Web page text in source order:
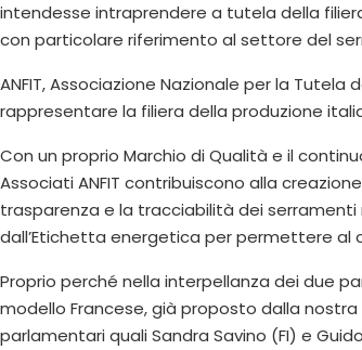
intendesse intraprendere a tutela della
con particolare riferimento al settore del
ANFIT, Associazione Nazionale per la Tutela
rappresentare la filiera della produzione
Con un proprio Marchio di Qualità e il
Associati ANFIT contribuiscono alla
trasparenza e la tracciabilità dei
dall’Etichetta energetica per permettere
Proprio perché nella interpellanza dei due
modello Francese, già proposto dalla
parlamentari quali Sandra Savino (FI) e